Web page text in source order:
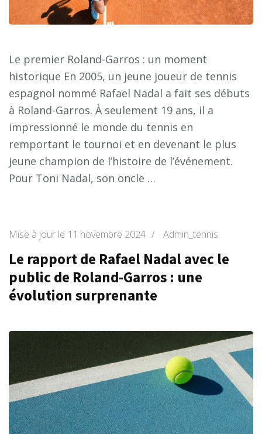
Le premier Roland-Garros : un moment
historique En 2005, un jeune joueur de tennis
espagnol nommé Rafael Nadal a fait ses débuts
à Roland-Garros. À seulement 19 ans, il a
impressionné le monde du tennis en
remportant le tournoi et en devenant le plus
jeune champion de l’histoire de l’événement.
Pour Toni Nadal, son oncle …
Mise à jour le 11 novembre 2024 / Admin_tennis
Le rapport de Rafael Nadal avec le
public de Roland-Garros : une
évolution surprenante